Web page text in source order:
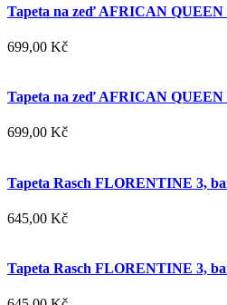
Tapeta na zeď AFRICAN QUEEN
699,00 Kč
Tapeta na zeď AFRICAN QUEEN
699,00 Kč
Tapeta Rasch FLORENTINE 3,
645,00 Kč
Tapeta Rasch FLORENTINE 3,